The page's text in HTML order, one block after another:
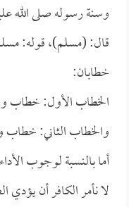
وسنة رسوله صلى الله
قال: (مسلم)، قوله:
خطابان:
الخطاب الأول: خطاب
والخطاب الثاني:
أما بالنسبة لوجوب
لا نأمر الكافر أن يؤدي